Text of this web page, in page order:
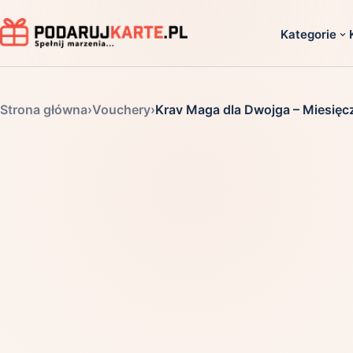
Kategorie
Strona główna›Vouchery›Krav Maga dla Dwojga –